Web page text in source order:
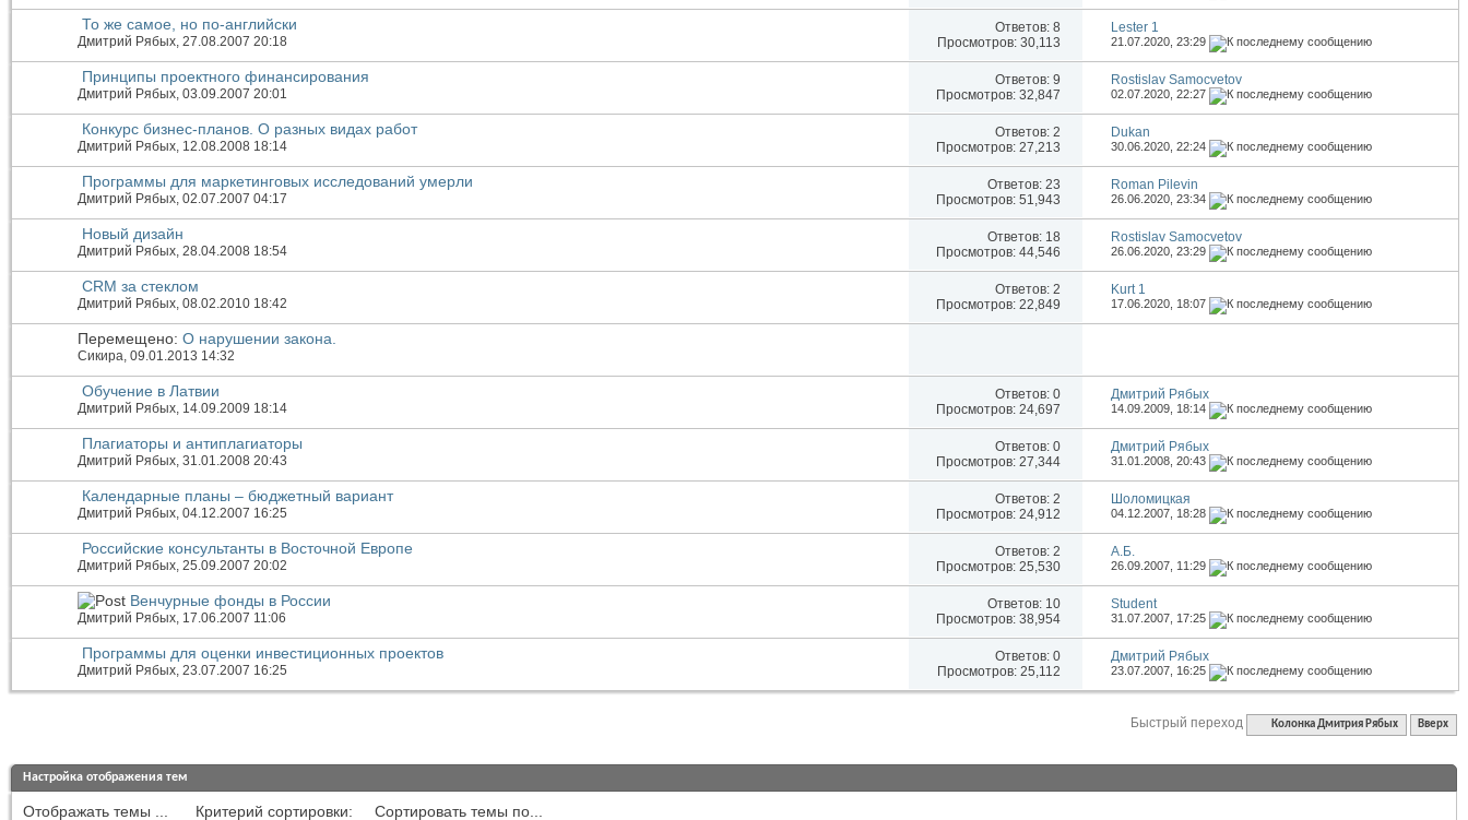
То же самое, но по-английски
Дмитрий Рябых, 27.08.2007 20:18
Ответов: 8
Просмотров: 30,113
Lester 1
21.07.2020,23:29
Принципы проектного финансирования
Дмитрий Рябых, 03.09.2007 20:01
Ответов: 9
Просмотров: 32,847
Rostislav Samocvetov
02.07.2020,22:27
Конкурс бизнес-планов. О разных видах работ
Дмитрий Рябых, 12.08.2008 18:14
Ответов: 2
Просмотров: 27,213
Dukan
30.06.2020,22:24
Программы для маркетинговых исследований умерли
Дмитрий Рябых, 02.07.2007 04:17
Ответов: 23
Просмотров: 51,943
Roman Pilevin
26.06.2020,23:34
Новый дизайн
Дмитрий Рябых, 28.04.2008 18:54
Ответов: 18
Просмотров: 44,546
Rostislav Samocvetov
26.06.2020,23:29
CRM за стеклом
Дмитрий Рябых, 08.02.2010 18:42
Ответов: 2
Просмотров: 22,849
Kurt 1
17.06.2020, 18:07
Перемещено: О нарушении закона.
Сикира, 09.01.2013 14:32
Обучение в Латвии
Дмитрий Рябых, 14.09.2009 18:14
Ответов: 0
Просмотров: 24,697
Дмитрий Рябых
14.09.2009, 18:14
Плагиаторы и антиплагиаторы
Дмитрий Рябых, 31.01.2008 20:43
Ответов: 0
Просмотров: 27,344
Дмитрий Рябых
31.01.2008,20:43
Календарные планы – бюджетный вариант
Дмитрий Рябых, 04.12.2007 16:25
Ответов: 2
Просмотров: 24,912
Шоломицкая
04.12.2007, 18:28
Российские консультанты в Восточной Европе
Дмитрий Рябых, 25.09.2007 20:02
Ответов: 2
Просмотров: 25,530
А.Б.
26.09.2007, 11:29
Венчурные фонды в России
Дмитрий Рябых, 17.06.2007 11:06
Ответов: 10
Просмотров: 38,954
Student
31.07.2007, 17:25
Программы для оценки инвестиционных проектов
Дмитрий Рябых, 23.07.2007 16:25
Ответов: 0
Просмотров: 25,112
Дмитрий Рябых
23.07.2007, 16:25
Быстрый переход Колонка Дмитрия Рябых Вверх
Настройка отображения тем
Отображать темы ... Критерий сортировки: Сортировать темы по...